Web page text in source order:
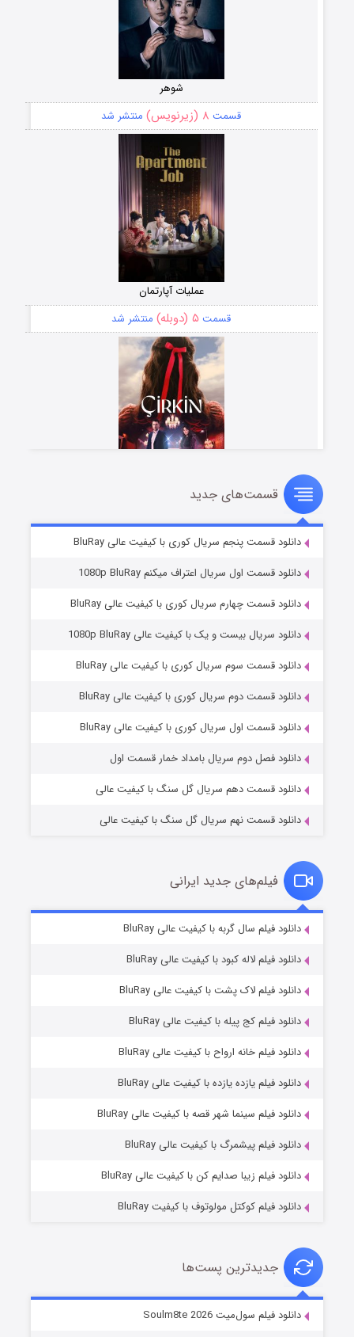
شوهر
قسمت ۸ (زیرنویس) منتشر شد
عملیات آپارتمان
قسمت ۵ (دوبله) منتشر شد
سریال زشت
قسمت۲ (زیرنویس) منتشر شد
مردگان متحرک: شهر مرده ۳
قسمت۲ (زیرنویس) منتشر شد
قسمت۷ (زیرنویس) منتشر شد
خاندان اژدها فصل ۳
قسمت‌های جدید
دانلود قسمت پنجم سریال کوری با کیفیت عالی BluRay
دانلود قسمت اول سریال اعتراف میکنم 1080p BluRay
دانلود قسمت چهارم سریال کوری با کیفیت عالی BluRay
دانلود سریال بیست و یک با کیفیت عالی 1080p BluRay
دانلود قسمت سوم سریال کوری با کیفیت عالی BluRay
دانلود قسمت دوم سریال کوری با کیفیت عالی BluRay
دانلود قسمت اول سریال کوری با کیفیت عالی BluRay
دانلود فصل دوم سریال بامداد خمار قسمت اول
دانلود قسمت دهم سریال گل سنگ با کیفیت عالی
دانلود قسمت نهم سریال گل سنگ با کیفیت عالی
فیلم‌های جدید ایرانی
دانلود فیلم سال گربه با کیفیت عالی BluRay
دانلود فیلم لاله کبود با کیفیت عالی BluRay
دانلود فیلم لاک پشت با کیفیت عالی BluRay
دانلود فیلم کج‌ پیله با کیفیت عالی BluRay
دانلود فیلم خانه ارواح با کیفیت عالی BluRay
دانلود فیلم یازده یازده با کیفیت عالی BluRay
دانلود فیلم سینما شهر قصه با کیفیت عالی BluRay
دانلود فیلم پیشمرگ با کیفیت عالی BluRay
دانلود فیلم زیبا صدایم کن با کیفیت عالی BluRay
دانلود فیلم کوکتل مولوتوف با کیفیت BluRay
جدیدترین پست‌ها
دانلود فیلم سول‌میت Soulm8te 2026